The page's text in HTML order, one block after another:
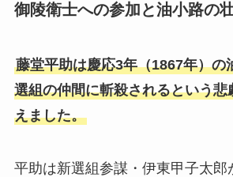
御陵衛士への参加と油小路の
藤堂平助は慶応3年（1867年）の
選組の仲間に斬殺されるという悲
えました。
平助は新選組参謀・伊東甲子太郎